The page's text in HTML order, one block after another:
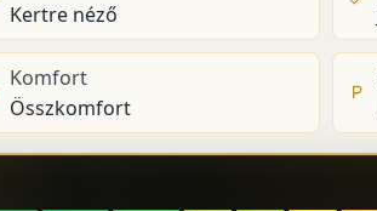
Kertre néző
Komfort
Összkomfort